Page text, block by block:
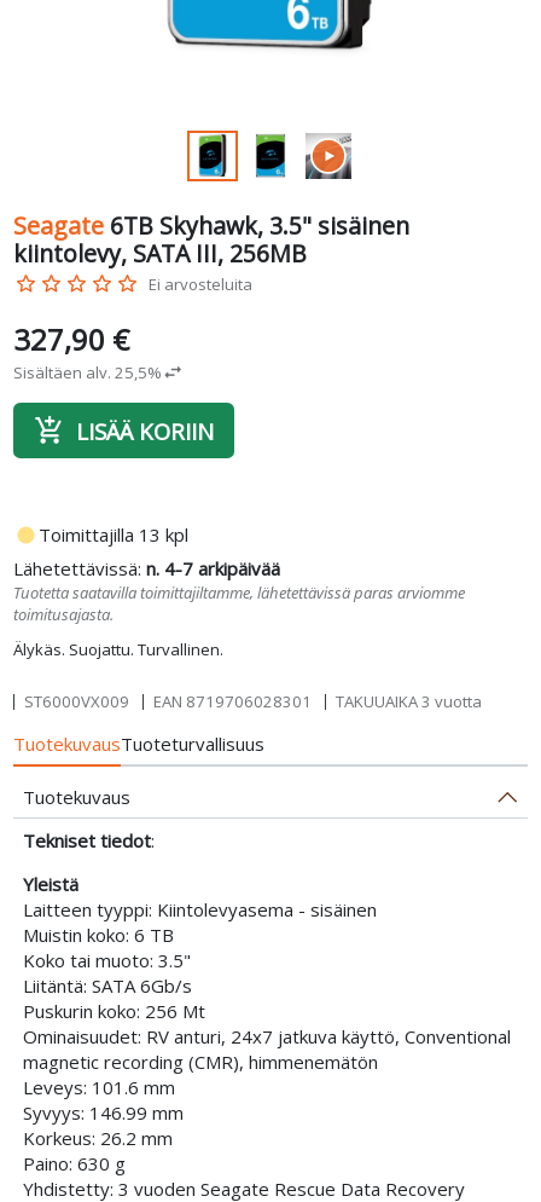
Seagate 6TB Skyhawk, 3.5" sisäinen
kiintolevy, SATA III, 256MB
star_border star_border star_border star_border star_border Ei arvosteluita
Älykäs. Suojattu. Turvallinen.
327,90 €
Sisältäen alv. 25,5%swap_horiz
add_shopping_cart LISÄÄ KORIIN
fiber_manual_record Toimittajilla 13 kpl
Lähetettävissä:n. 4-7 arkipäivää
Tuotetta saatavilla toimittajiltamme, lähetettävissä paras arviomme
toimitusajasta.
ST6000VX009 EAN 8719706028301 TAKUUAIKA 3 vuotta
TuotekuvausTuoteturvallisuus
Tuotekuvaus
Tekniset tiedot:
Yleistä
Laitteen tyyppi: Kiintolevyasema - sisäinen
Muistin koko: 6 TB
Koko tai muoto: 3.5"
Liitäntä: SATA 6Gb/s
Puskurin koko: 256 Mt
Ominaisuudet: RV anturi, 24x7 jatkuva käyttö, Conventional
magnetic recording (CMR), himmenemätön
Leveys: 101.6 mm
Syvyys: 146.99 mm
Korkeus: 26.2 mm
Paino: 630 g
Yhdistetty: 3 vuoden Seagate Rescue Data Recovery